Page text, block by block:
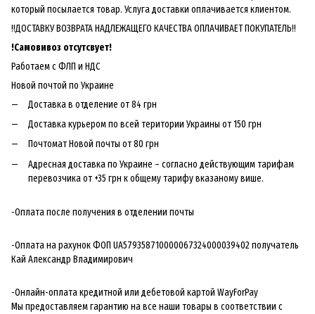
который посылается товар. Услуга доставки оплачивается клиентом.
!!ДОСТАВКУ ВОЗВРАТА НАДЛЕЖАЩЕГО КАЧЕСТВА ОПЛАЧИВАЕТ ПОКУПАТЕЛЬ!!
!Самовивоз отсутсвует!
Работаем с ФЛП и НДС
Новой почтой по Украине
Доставка в отделение от 84 грн
Доставка курьером по всей територии Украины от 150 грн
Почтомат Новой почты от 80 грн
Адресная доставка по Украине – согласно действующим тарифам
перевозчика от +35 грн к общему тарифу вказаному више.
-Оплата после получения в отделении почты
-Оплата на рахунок ФОП UA579358710000067324000039402 получатель
Кай Александр Владимирович
-Онлайн-оплата кредитной или дебетовой картой WayForPay
Мы предоставляем гарантию на все наши товары в соответствии с